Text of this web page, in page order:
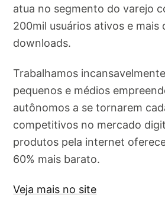
atua no segmento do varejo
200mil usuários ativos e mais
downloads.
Trabalhamos
pequenos e médios
autônomos a se tornarem
competitivos no mercado
produtos pela internet
60% mais barato.
Veja mais no site